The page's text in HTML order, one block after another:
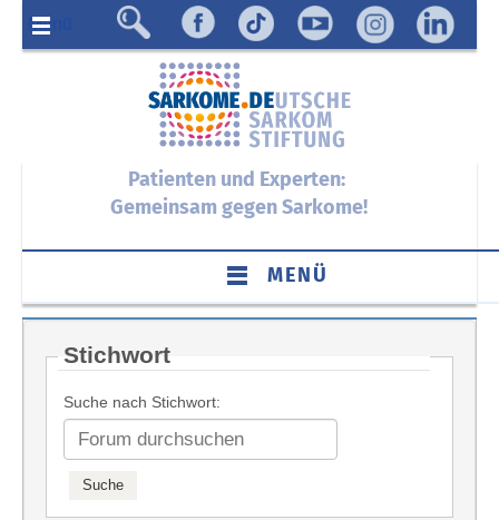
Menü
Patienten und Experten:
Gemeinsam gegen Sarkome!
MENÜ
Stichwort
Suche nach Stichwort: